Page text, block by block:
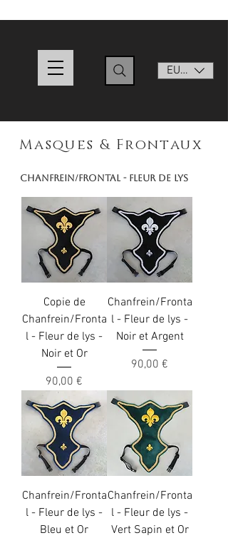
EUR (€)
Masques & Frontaux
Copie de
Chanfrein/Fronta
l - Fleur de lys -
Noir et Or
Prix
90,00 €
Chanfrein/Fronta
l - Fleur de lys -
Noir et Argent
Prix
90,00 €
Chanfrein/Fronta
l - Fleur de lys -
Bleu et Or
Chanfrein/Fronta
l - Fleur de lys -
Vert Sapin et Or
Chanfrein/Frontal - Fleur de lys